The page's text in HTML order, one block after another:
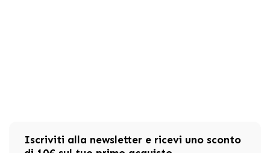
Iscriviti alla newsletter e ricevi uno sconto